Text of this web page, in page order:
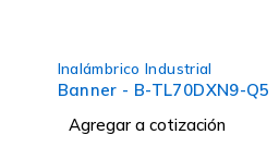
Inalámbrico Industrial
Banner - B-TL70DXN9-Q5
Agregar a cotización